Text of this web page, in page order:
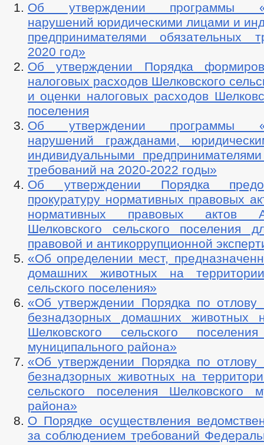
Об утверждении программы
нарушений юридическими лицами и
предпринимателями обязательных
2020 год»
Об утверждении Порядка
налоговых расходов Шелковского
и оценки налоговых расходов
поселения
Об утверждении программы
нарушений гражданами,
индивидуальными
требований на 2020-2022 годы»
Об утверждении Порядка
прокуратуру нормативных правовых
нормативных правовых актов
Шелковского сельского поселения
правовой и антикоррупционной
«Об определении мест,
домашних животных на
сельского поселения»
«Об утверждении Порядка по
безнадзорных домашних животных
Шелковского сельского
муниципального района»
«Об утверждении Порядка по
безнадзорных животных на
сельского поселения Шелковского
района»
О Порядке осуществления
за соблюдением требований